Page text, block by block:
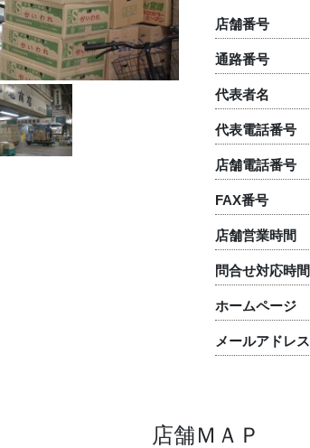
店舗番号
通路番号
代表者名
代表電話番号
店舗電話番号
FAX番号
店舗営業時間
問合せ対応時間
ホームページ
メールアドレス
店舗ＭＡＰ